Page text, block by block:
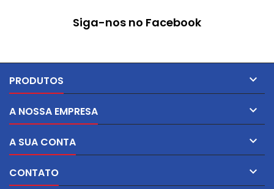
Siga-nos no Facebook
PRODUTOS 
A NOSSA EMPRESA 
A SUA CONTA 
CONTATO 